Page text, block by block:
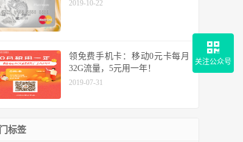
2019-10-22
领免费手机卡：移动0元卡每月
32G流量，5元用一年！
2019-07-31
标签
关注公众号